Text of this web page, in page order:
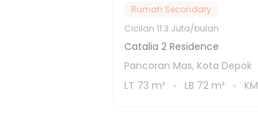
Rumah Secondary
Cicilan 11.3 Juta/bulan
Catalia 2 Residence
Pancoran Mas, Kota Depok
LT 73 m² LB 72 m² KM